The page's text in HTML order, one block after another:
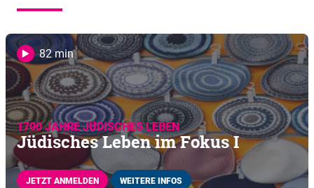
82 min
1700 JAHRE JÜDISCHES LEBEN
Jüdisches Leben im Fokus I
JETZT ANMELDEN WEITERE INFOS